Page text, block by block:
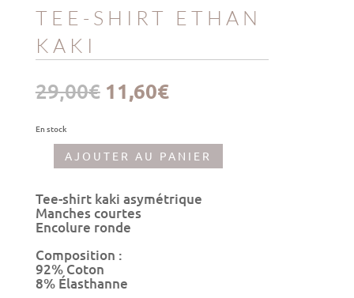
TEE-SHIRT ETHAN
KAKI
29,00€ Le
prix
29,00€.
11,60€Le
prix
11,60€.
En stock
quantité
shirt
Ethan
Kaki
AJOUTER AU PANIER
Tee-shirt kaki asymétrique
Manches courtes
Encolure ronde
Composition :
92% Coton
8% Élasthanne